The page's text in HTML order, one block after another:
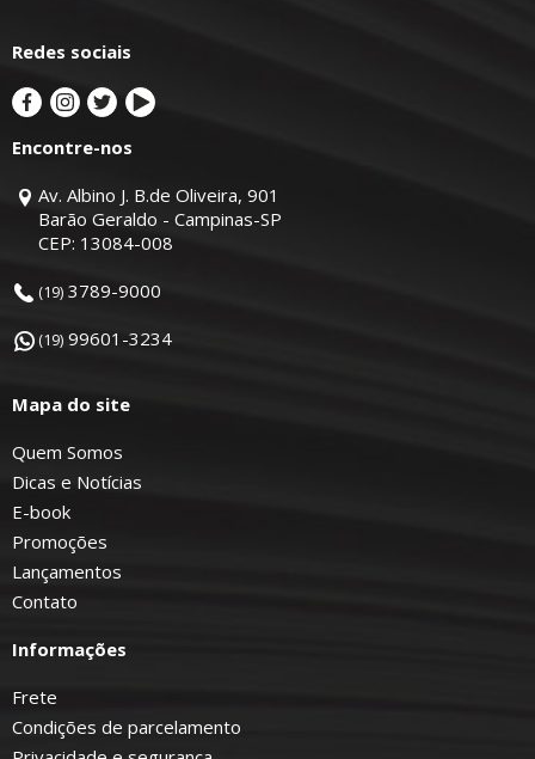
Redes sociais
Encontre-nos
Av. Albino J. B.de Oliveira, 901
Barão Geraldo - Campinas-SP
CEP: 13084-008
(19) 3789-9000
(19) 99601-3234
Mapa do site
Quem Somos
Dicas e Notícias
E-book
Promoções
Lançamentos
Contato
Informações
Frete
Condições de parcelamento